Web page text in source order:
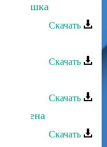
и Алишка
Скачать
Скачать
Скачать
времена
Скачать